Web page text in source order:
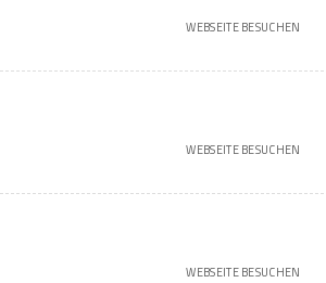
WEBSEITE BESUCHEN
WEBSEITE BESUCHEN
WEBSEITE BESUCHEN